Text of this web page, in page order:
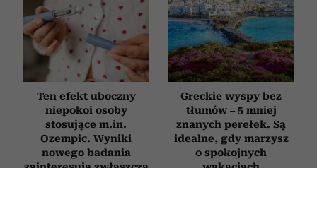
Ten efekt uboczny
niepokoi osoby
stosujące m.in.
Ozempic. Wyniki
nowego badania
zainteresują zwłaszcza
Greckie wyspy bez
tłumów – 5 mniej
znanych perełek. Są
idealne, gdy marzysz
o spokojnych
wakacjach